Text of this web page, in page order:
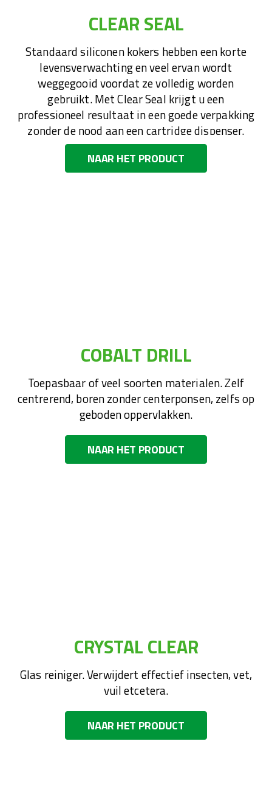
CLEAR SEAL
Standaard siliconen kokers hebben een korte
levensverwachting en veel ervan wordt
weggegooid voordat ze volledig worden
gebruikt. Met Clear Seal krijgt u een
professioneel resultaat in een goede verpakking
zonder de nood aan een cartridge dispenser.
Green Line, NSF en ISEGA geclassificeerd.
NAAR HET PRODUCT
COBALT DRILL
Toepasbaar of veel soorten materialen. Zelf
centrerend, boren zonder centerponsen, zelfs op
geboden oppervlakken.
NAAR HET PRODUCT
CRYSTAL CLEAR
Glas reiniger. Verwijdert effectief insecten, vet,
vuil etcetera.
NAAR HET PRODUCT